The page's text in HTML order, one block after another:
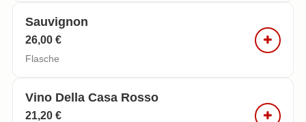
Sauvignon
26,00 €
Flasche
Vino Della Casa Rosso
21,20 €